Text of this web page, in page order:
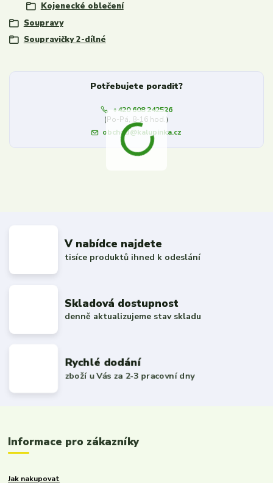
Kojenecké oblečení
Soupravy
Soupravičky 2-dílné
Potřebujete poradit?
+420 608 242526
(Po-Pá, 8-16 hod.)
obchod@kalupinka.cz
V nabídce najdete
tisíce produktů ihned k odeslání
Skladová dostupnost
denně aktualizujeme stav skladu
Rychlé dodání
zboží u Vás za 2-3 pracovní dny
Informace pro zákazníky
Jak nakupovat